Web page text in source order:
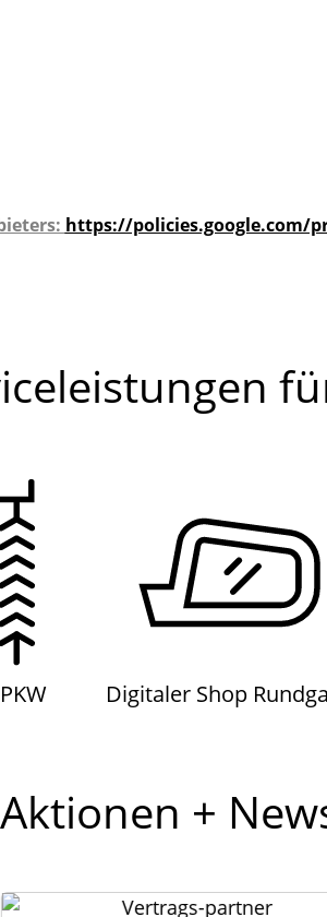
https://policies.google.com/
Digitaler Shop
Digitaler Shop
+